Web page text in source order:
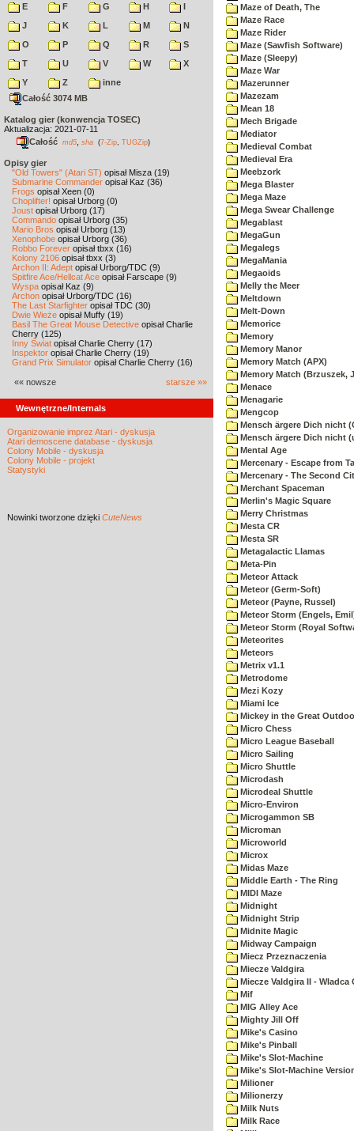
E
F G H
I
J
K L M
N
O
P Q R
S
T
U V W
X
Y
Z
inne
Całość 3074 MB
Katalog gier (konwencja TOSEC)
Aktualizacja: 2021-07-11
Całość md5 sha (7-Zip TUGZip)
Opisy gier
"Old Towers" (Atari ST) opisał Misza (19)
Submarine Commander opisał Kaz (36)
Frogs opisał Xeen (0)
Choplifter! opisał Urborg (0)
Joust opisał Urborg (17)
Commando opisał Urborg (35)
Mario Bros opisał Urborg (13)
Xenophobe opisał Urborg (36)
Robbo Forever opisał tbxx (16)
Kolony 2106 opisał tbxx (3)
Archon II: Adept opisał Urborg/TDC (9)
Spitfire Ace/Hellcat Ace opisał Farscape (9)
Wyspa opisał Kaz (9)
Archon opisał Urborg/TDC (16)
The Last Starfighter opisał TDC (30)
Dwie Wieże opisał Muffy (19)
Basil The Great Mouse Detective opisał Charlie
Cherry (125)
Inny Świat opisał Charlie Cherry (17)
Inspektor opisał Charlie Cherry (19)
Grand Prix Simulator opisał Charlie Cherry (16)
«« nowsze starsze »»
Wewnętrzne/Internals
Organizowanie imprez Atari - dyskusja
Atari demoscene database - dyskusja
Colony Mobile - dyskusja
Colony Mobile - projekt
Statystyki
Nowinki tworzone dzięki CuteNews
Maze of Death, The
Maze Race
Maze Rider
Maze (Sawfish Software)
Maze (Sleepy)
Maze War
Mazerunner
Mazezam
Mean 18
Mech Brigade
Mediator
Medieval Combat
Medieval Era
Meebzork
Mega Blaster
Mega Maze
Mega Swear Challenge
Megablast
MegaGun
Megalegs
MegaMania
Megaoids
Melly the Meer
Meltdown
Melt-Down
Memorice
Memory
Memory Manor
Memory Match (APX)
Memory Match (Brzuszek,
Menace
Menagarie
Mengcop
Mensch ärgere Dich nicht
Mensch ärgere Dich nicht
Mental Age
Mercenary - Escape from
Mercenary - The Second
Merchant Spaceman
Merlin's Magic Square
Merry Christmas
Mesta CR
Mesta SR
Metagalactic Llamas
Meta-Pin
Meteor Attack
Meteor (Germ-Soft)
Meteor (Payne, Russel)
Meteor Storm (Engels,
Meteor Storm (Royal
Meteorites
Meteors
Metrix v1.1
Metrodome
Mezi Kozy
Miami Ice
Mickey in the Great
Micro Chess
Micro League Baseball
Micro Sailing
Micro Shuttle
Microdash
Microdeal Shuttle
Micro-Environ
Microgammon SB
Microman
Microworld
Microx
Midas Maze
Middle Earth - The Ring
MIDI Maze
Midnight
Midnight Strip
Midnite Magic
Midway Campaign
Miecz Przeznaczenia
Miecze Valdgira
Miecze Valdgira II - Wladca
Mif
MIG Alley Ace
Mighty Jill Off
Mike's Casino
Mike's Pinball
Mike's Slot-Machine
Mike's Slot-Machine
Milioner
Milionerzy
Milk Nuts
Milk Race